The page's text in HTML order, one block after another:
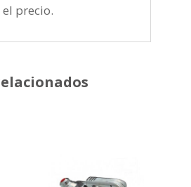
precio.